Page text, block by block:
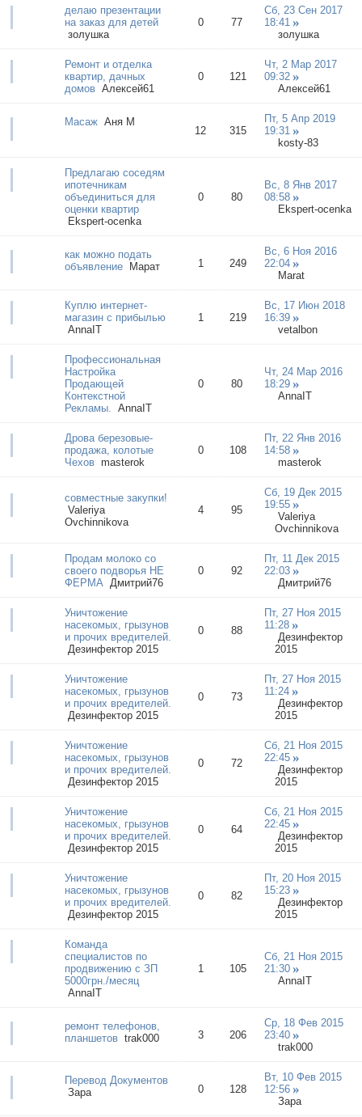
делаю презентации
на заказ для детей
золушка
0 77
Сб, 23 Сен 2017
18:41
золушка
Ремонт и отделка
квартир, дачных
домов Алексей61
0 121
Чт, 2 Мар 2017
09:32
Алексей61
Масаж Аня М
12 315
Пт, 5 Апр 2019
19:31
kosty-83
Предлагаю соседям
ипотечникам
объединиться для
оценки квартир
Еkspert-ocenka
0 80
Вс, 8 Янв 2017
08:58
Еkspert-ocenka
как можно подать
объявление
Маpат 1 249
Вс, 6 Ноя 2016
22:04
Marat
Куплю интернет-
магазин с прибылью
AnnaIT
1 219
Вс, 17 Июн 2018
16:39
vetalbon
Профессиональная
Настройка
Продающей
Контекстной
Рекламы. AnnaIT
0 80
Чт, 24 Мар 2016
18:29
AnnaIT
Дрова березовые-
продажа, колотые
Чехов masterok
0 108
Пт, 22 Янв 2016
14:58
masterok
совместные закупки!
Valeriya
Ovchinnikova
4 95
Сб, 19 Дек 2015
19:55
Valeriya
Ovchinnikova
Продам молоко со
своего подворья НЕ
ФЕРМА Дмитрий76
0 92
Пт, 11 Дек 2015
22:03
Дмитрий76
Уничтожение
насекомых, грызунов
и прочих вредителей.
Дезинфектор 2015
0 88
Пт, 27 Ноя 2015
11:28
Дезинфектор
2015
Уничтожение
насекомых, грызунов
и прочих вредителей.
Дезинфектор 2015
0 73
Пт, 27 Ноя 2015
11:24
Дезинфектор
2015
Уничтожение
насекомых, грызунов
и прочих вредителей.
Дезинфектор 2015
0 72
Сб, 21 Ноя 2015
22:45
Дезинфектор
2015
Уничтожение
насекомых, грызунов
и прочих вредителей.
Дезинфектор 2015
0 64
Сб, 21 Ноя 2015
22:45
Дезинфектор
2015
Уничтожение
насекомых, грызунов
и прочих вредителей.
Дезинфектор 2015
0 82
Пт, 20 Ноя 2015
15:23
Дезинфектор
2015
Команда
специалистов по
продвижению с ЗП
5000грн./месяц
AnnaIT
1 105
Сб, 21 Ноя 2015
21:30
AnnaIT
ремонт телефонов,
планшетов trak000 3 206
Ср, 18 Фев 2015
23:40
trak000
Перевод Документов
Зара
0 128
Вт, 10 Фев 2015
12:56
Зара